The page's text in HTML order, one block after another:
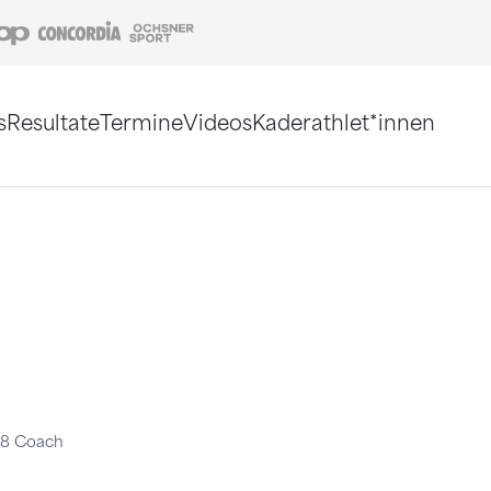
Coop Concordia
ResultateTermineVideosKaderathlet*innen
Coach